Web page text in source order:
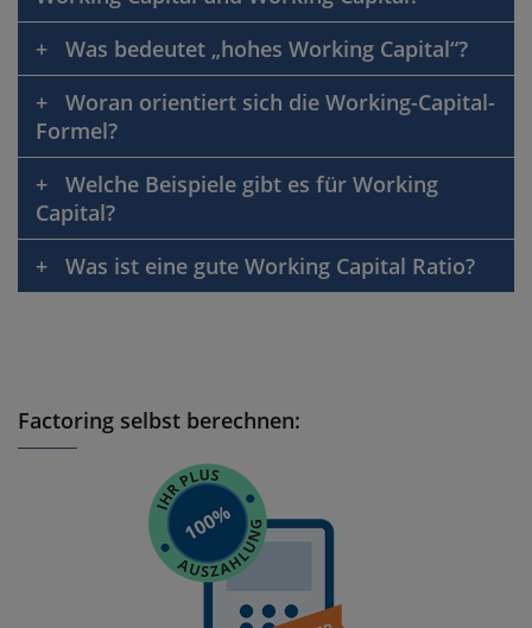
Was bedeutet „hohes Working Capital“?
Woran orientiert sich die Working-Capital-
Formel?
Welche Beispiele gibt es für Working
Capital?
Was ist eine gute Working Capital Ratio?
Factoring selbst berechnen: